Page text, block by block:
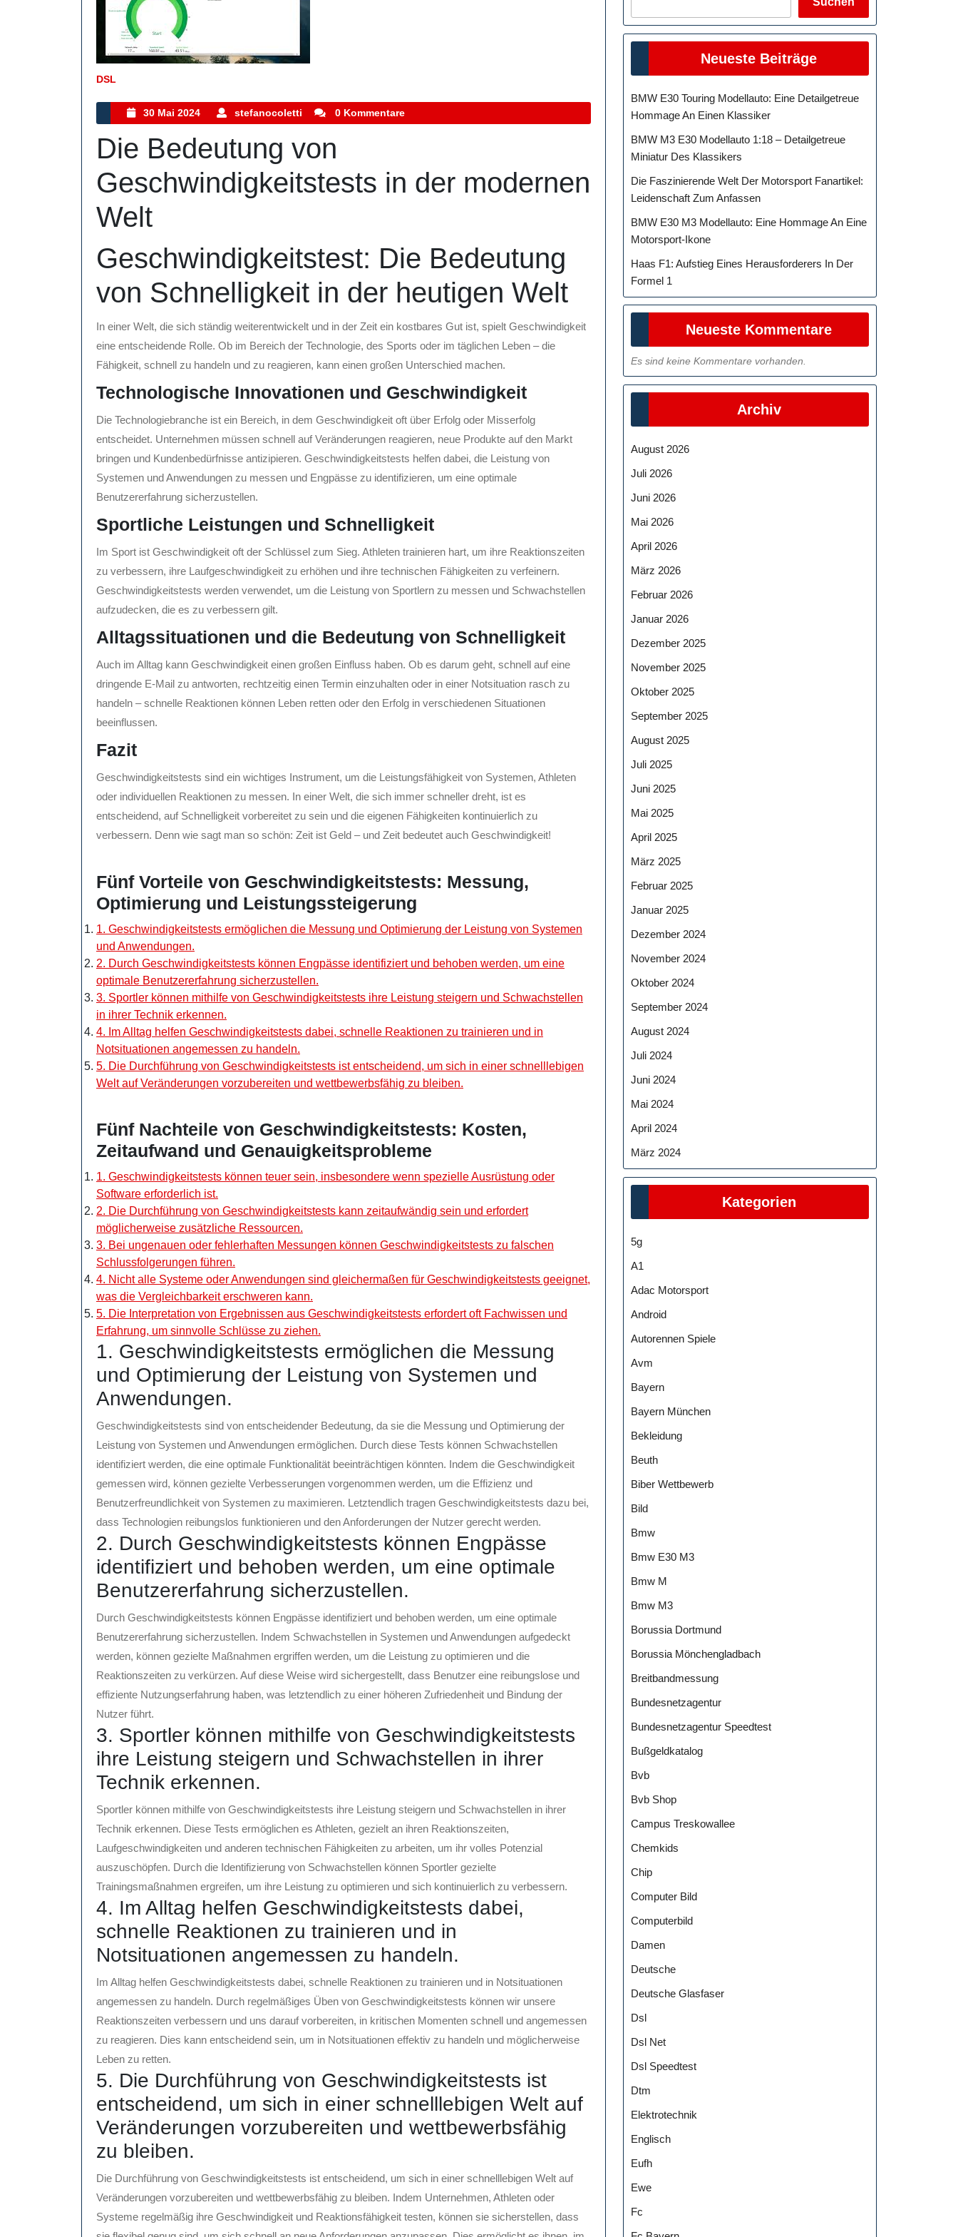
DSL
Kategorie
30 Mai 2024
30
Mai
2024
stefanocoletti stefanocoletti
0 Kommentare
Die Bedeutung von
Geschwindigkeitstests in der modernen
Welt
Geschwindigkeitstest: Die Bedeutung
von Schnelligkeit in der heutigen Welt
In einer Welt, die sich ständig weiterentwickelt und in der Zeit ein kostbares Gut ist, spielt Geschwindigkeit
eine entscheidende Rolle. Ob im Bereich der Technologie, des Sports oder im täglichen Leben – die
Fähigkeit, schnell zu handeln und zu reagieren, kann einen großen Unterschied machen.
Technologische Innovationen und Geschwindigkeit
Die Technologiebranche ist ein Bereich, in dem Geschwindigkeit oft über Erfolg oder Misserfolg
entscheidet. Unternehmen müssen schnell auf Veränderungen reagieren, neue Produkte auf den Markt
bringen und Kundenbedürfnisse antizipieren. Geschwindigkeitstests helfen dabei, die Leistung von
Systemen und Anwendungen zu messen und Engpässe zu identifizieren, um eine optimale
Benutzererfahrung sicherzustellen.
Sportliche Leistungen und Schnelligkeit
Im Sport ist Geschwindigkeit oft der Schlüssel zum Sieg. Athleten trainieren hart, um ihre Reaktionszeiten
zu verbessern, ihre Laufgeschwindigkeit zu erhöhen und ihre technischen Fähigkeiten zu verfeinern.
Geschwindigkeitstests werden verwendet, um die Leistung von Sportlern zu messen und Schwachstellen
aufzudecken, die es zu verbessern gilt.
Alltagssituationen und die Bedeutung von Schnelligkeit
Auch im Alltag kann Geschwindigkeit einen großen Einfluss haben. Ob es darum geht, schnell auf eine
dringende E-Mail zu antworten, rechtzeitig einen Termin einzuhalten oder in einer Notsituation rasch zu
handeln – schnelle Reaktionen können Leben retten oder den Erfolg in verschiedenen Situationen
beeinflussen.
Fazit
Geschwindigkeitstests sind ein wichtiges Instrument, um die Leistungsfähigkeit von Systemen, Athleten
oder individuellen Reaktionen zu messen. In einer Welt, die sich immer schneller dreht, ist es
entscheidend, auf Schnelligkeit vorbereitet zu sein und die eigenen Fähigkeiten kontinuierlich zu
verbessern. Denn wie sagt man so schön: Zeit ist Geld – und Zeit bedeutet auch Geschwindigkeit!
Fünf Vorteile von Geschwindigkeitstests: Messung,
Optimierung und Leistungssteigerung
1. Geschwindigkeitstests ermöglichen die Messung und Optimierung der Leistung von Systemen
und Anwendungen.
2. Durch Geschwindigkeitstests können Engpässe identifiziert und behoben werden, um eine
optimale Benutzererfahrung sicherzustellen.
3. Sportler können mithilfe von Geschwindigkeitstests ihre Leistung steigern und Schwachstellen
in ihrer Technik erkennen.
4. Im Alltag helfen Geschwindigkeitstests dabei, schnelle Reaktionen zu trainieren und in
Notsituationen angemessen zu handeln.
5. Die Durchführung von Geschwindigkeitstests ist entscheidend, um sich in einer schnelllebigen
Welt auf Veränderungen vorzubereiten und wettbewerbsfähig zu bleiben.
Fünf Nachteile von Geschwindigkeitstests: Kosten,
Zeitaufwand und Genauigkeitsprobleme
1. Geschwindigkeitstests können teuer sein, insbesondere wenn spezielle Ausrüstung oder
Software erforderlich ist.
2. Die Durchführung von Geschwindigkeitstests kann zeitaufwändig sein und erfordert
möglicherweise zusätzliche Ressourcen.
3. Bei ungenauen oder fehlerhaften Messungen können Geschwindigkeitstests zu falschen
Schlussfolgerungen führen.
4. Nicht alle Systeme oder Anwendungen sind gleichermaßen für Geschwindigkeitstests geeignet,
was die Vergleichbarkeit erschweren kann.
5. Die Interpretation von Ergebnissen aus Geschwindigkeitstests erfordert oft Fachwissen und
Erfahrung, um sinnvolle Schlüsse zu ziehen.
1. Geschwindigkeitstests ermöglichen die Messung
und Optimierung der Leistung von Systemen und
Anwendungen.
Geschwindigkeitstests sind von entscheidender Bedeutung, da sie die Messung und Optimierung der
Leistung von Systemen und Anwendungen ermöglichen. Durch diese Tests können Schwachstellen
identifiziert werden, die eine optimale Funktionalität beeinträchtigen könnten. Indem die Geschwindigkeit
gemessen wird, können gezielte Verbesserungen vorgenommen werden, um die Effizienz und
Benutzerfreundlichkeit von Systemen zu maximieren. Letztendlich tragen Geschwindigkeitstests dazu bei,
dass Technologien reibungslos funktionieren und den Anforderungen der Nutzer gerecht werden.
2. Durch Geschwindigkeitstests können Engpässe
identifiziert und behoben werden, um eine optimale
Benutzererfahrung sicherzustellen.
Durch Geschwindigkeitstests können Engpässe identifiziert und behoben werden, um eine optimale
Benutzererfahrung sicherzustellen. Indem Schwachstellen in Systemen und Anwendungen aufgedeckt
werden, können gezielte Maßnahmen ergriffen werden, um die Leistung zu optimieren und die
Reaktionszeiten zu verkürzen. Auf diese Weise wird sichergestellt, dass Benutzer eine reibungslose und
effiziente Nutzungserfahrung haben, was letztendlich zu einer höheren Zufriedenheit und Bindung der
Nutzer führt.
3. Sportler können mithilfe von Geschwindigkeitstests
ihre Leistung steigern und Schwachstellen in ihrer
Technik erkennen.
Sportler können mithilfe von Geschwindigkeitstests ihre Leistung steigern und Schwachstellen in ihrer
Technik erkennen. Diese Tests ermöglichen es Athleten, gezielt an ihren Reaktionszeiten,
Laufgeschwindigkeiten und anderen technischen Fähigkeiten zu arbeiten, um ihr volles Potenzial
auszuschöpfen. Durch die Identifizierung von Schwachstellen können Sportler gezielte
Trainingsmaßnahmen ergreifen, um ihre Leistung zu optimieren und sich kontinuierlich zu verbessern.
4. Im Alltag helfen Geschwindigkeitstests dabei,
schnelle Reaktionen zu trainieren und in
Notsituationen angemessen zu handeln.
Im Alltag helfen Geschwindigkeitstests dabei, schnelle Reaktionen zu trainieren und in Notsituationen
angemessen zu handeln. Durch regelmäßiges Üben von Geschwindigkeitstests können wir unsere
Reaktionszeiten verbessern und uns darauf vorbereiten, in kritischen Momenten schnell und angemessen
zu reagieren. Dies kann entscheidend sein, um in Notsituationen effektiv zu handeln und möglicherweise
Leben zu retten.
5. Die Durchführung von Geschwindigkeitstests ist
entscheidend, um sich in einer schnelllebigen Welt auf
Veränderungen vorzubereiten und wettbewerbsfähig
zu bleiben.
Die Durchführung von Geschwindigkeitstests ist entscheidend, um sich in einer schnelllebigen Welt auf
Veränderungen vorzubereiten und wettbewerbsfähig zu bleiben. Indem Unternehmen, Athleten oder
Systeme regelmäßig ihre Geschwindigkeit und Reaktionsfähigkeit testen, können sie sicherstellen, dass
Neueste Beiträge
BMW E30 Touring Modellauto: Eine Detailgetreue
Hommage An Einen Klassiker
BMW M3 E30 Modellauto 1:18 – Detailgetreue
Miniatur Des Klassikers
Die Faszinierende Welt Der Motorsport Fanartikel:
Leidenschaft Zum Anfassen
BMW E30 M3 Modellauto: Eine Hommage An Eine
Motorsport-Ikone
Haas F1: Aufstieg Eines Herausforderers In Der
Formel 1
Neueste Kommentare
Es sind keine Kommentare vorhanden.
Archiv
August 2026
Juli 2026
Juni 2026
Mai 2026
April 2026
März 2026
Februar 2026
Januar 2026
Dezember 2025
November 2025
Oktober 2025
September 2025
August 2025
Juli 2025
Juni 2025
Mai 2025
April 2025
März 2025
Februar 2025
Januar 2025
Dezember 2024
November 2024
Oktober 2024
September 2024
August 2024
Juli 2024
Juni 2024
Mai 2024
April 2024
März 2024
Kategorien
5g
A1
Adac Motorsport
Android
Autorennen Spiele
Avm
Bayern
Bayern München
Bekleidung
Beuth
Biber Wettbewerb
Bild
Bmw
Bmw E30 M3
Bmw M
Bmw M3
Borussia Dortmund
Borussia Mönchengladbach
Breitbandmessung
Bundesnetzagentur
Bundesnetzagentur Speedtest
Bußgeldkatalog
Bvb
Bvb Shop
Campus Treskowallee
Chemkids
Chip
Computer Bild
Computerbild
Damen
Deutsche
Deutsche Glasfaser
Dsl
Dsl Net
Dsl Speedtest
Dtm
Elektrotechnik
Englisch
Eufh
Ewe
Fc